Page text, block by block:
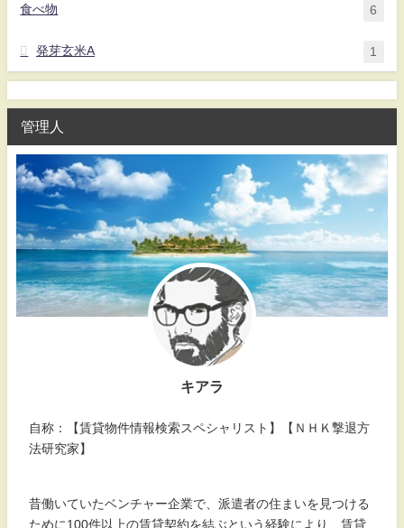
食べ物 6
発芽玄米A 1
管理人
キアラ
自称：【賃貸物件情報検索スペシャリスト】【ＮＨＫ撃退方
法研究家】
昔働いていたベンチャー企業で、派遣者の住まいを見つける
ために100件以上の賃貸契約を結ぶという経験により、賃貸